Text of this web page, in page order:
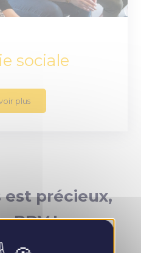
sociale
plus
précieux,
RDV !